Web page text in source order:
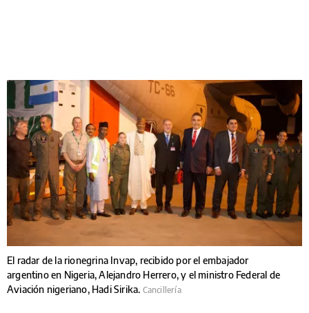
El radar de la rionegrina Invap, recibido por el embajador
argentino en Nigeria, Alejandro Herrero, y el ministro Federal de
Aviación nigeriano, Hadi Sirika. Cancillería